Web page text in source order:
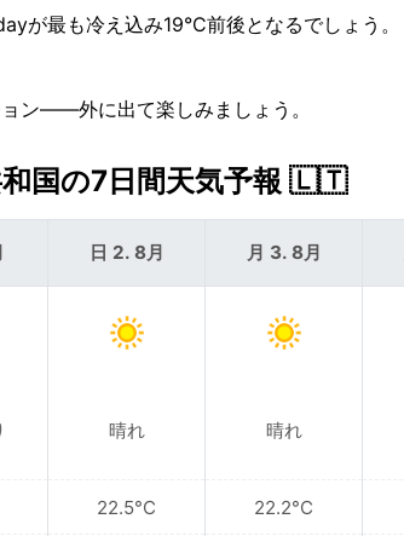
が最も冷え込み19°C前後となるでしょう
ン——外に出て楽しみましょう。
国の7日間天気予報 🇱🇹
日 2. 8月
晴れ
22.5°C
月 3. 8月
晴れ
22.2°C